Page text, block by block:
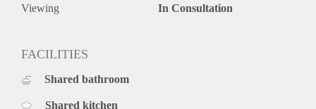
Viewing In Consultation
FACILITIES
Shared bathroom
Shared kitchen